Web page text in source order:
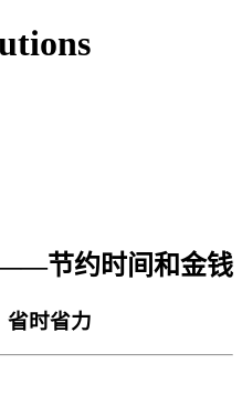
节约时间和金钱
省时省力